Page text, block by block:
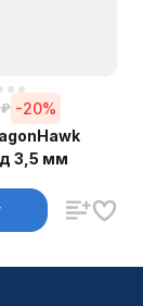
₽ -20%
3,5 мм